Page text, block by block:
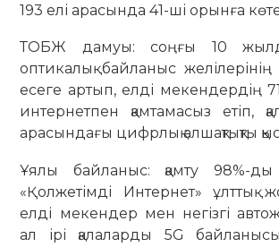
193 елі арасында 41-ші орынға
ТОБЖ дамуы: соңғы 10
оптикалық байланыс
есеге артып, елді мекендердің
интернетпен қамтамасыз етіп,
арасындағы цифрлық алшақтықты
Ұялы байланыс: қамту 98%-ды
«Қолжетімді Интернет» ұлттық
елді мекендер мен негізгі
ал ірі қалаларды 5G